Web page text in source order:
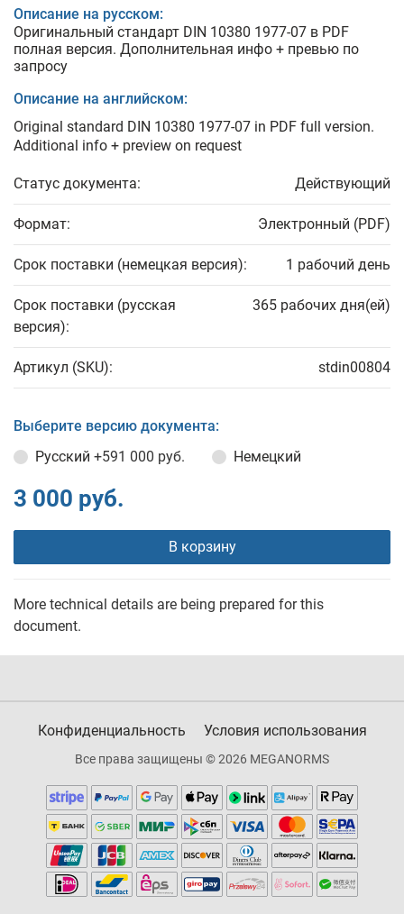
Описание на русском:
Оригинальный стандарт DIN 10380 1977-07 в PDF
полная версия. Дополнительная инфо + превью по
запросу
Описание на английском:
Original standard DIN 10380 1977-07 in PDF full version.
Additional info + preview on request
Статус документа: Действующий
Формат: Электронный (PDF)
Срок поставки (немецкая версия): 1 рабочий день
Срок поставки (русская
версия):
365 рабочих дня(ей)
Артикул (SKU): stdin00804
Выберите версию документа:
Русский +591 000 руб. Немецкий
3 000 руб.
В корзину
More technical details are being prepared for this
document.
Конфиденциальность Условия использования
Все права защищены © 2026 MEGANORMS